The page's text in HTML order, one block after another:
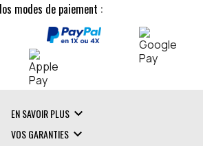
modes de paiement :
EN SAVOIR PLUS 
VOS GARANTIES 